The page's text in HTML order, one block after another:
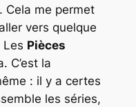
Cela me permet
vers quelque
Les Pièces
C’est la
: il y a certes
les séries,